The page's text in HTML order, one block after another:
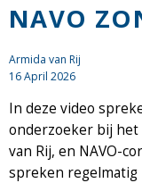
NAVO
Armida van Rij
16 April 2026
In deze video
onderzoeker bij het
van Rij, en NAVO-
spreken